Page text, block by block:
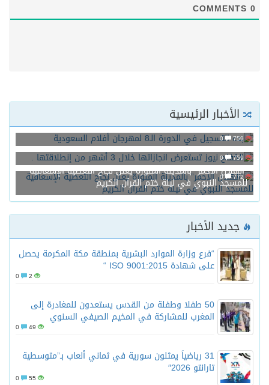
0
الأخبار الرئيسية
759
0
بدء التسجيل في الدورة الـ8 لمهرجان أفلام السعودية
759
0
الكفاح نيوز تستعرض انجازاتها خلال 3 أشهر من إنطلاقتها .
772
0
“الهلال الأحمر” بالمدينة المنورة يعلن نجاح التغطية الإسعافية
للمسجد النبوي في ليلة ختم القرآن الكريم
جديد الأخبار
“فرع وزارة الموارد البشرية بمنطقة مكة المكرمة يحصل
على شهادة ISO 9001:2015 “
2
50 طفلا وطفلة من القدس يستعدون للمغادرة إلى
المغرب للمشاركة في المخيم الصيفي السنوي
49
31 رياضياً يمثلون سورية في ثماني ألعاب بـ”متوسطية
تارانتو 2026″
55